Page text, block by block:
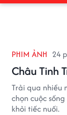
PHIM ẢNH 24
Châu Tinh
Trải qua nhiều
chọn cuộc
khỏi tiếc nuối.